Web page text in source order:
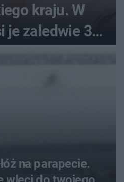
kraju. W
je zaledwie 3
na parapecie.